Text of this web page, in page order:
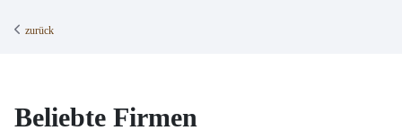
zurück
Beliebte Firmen